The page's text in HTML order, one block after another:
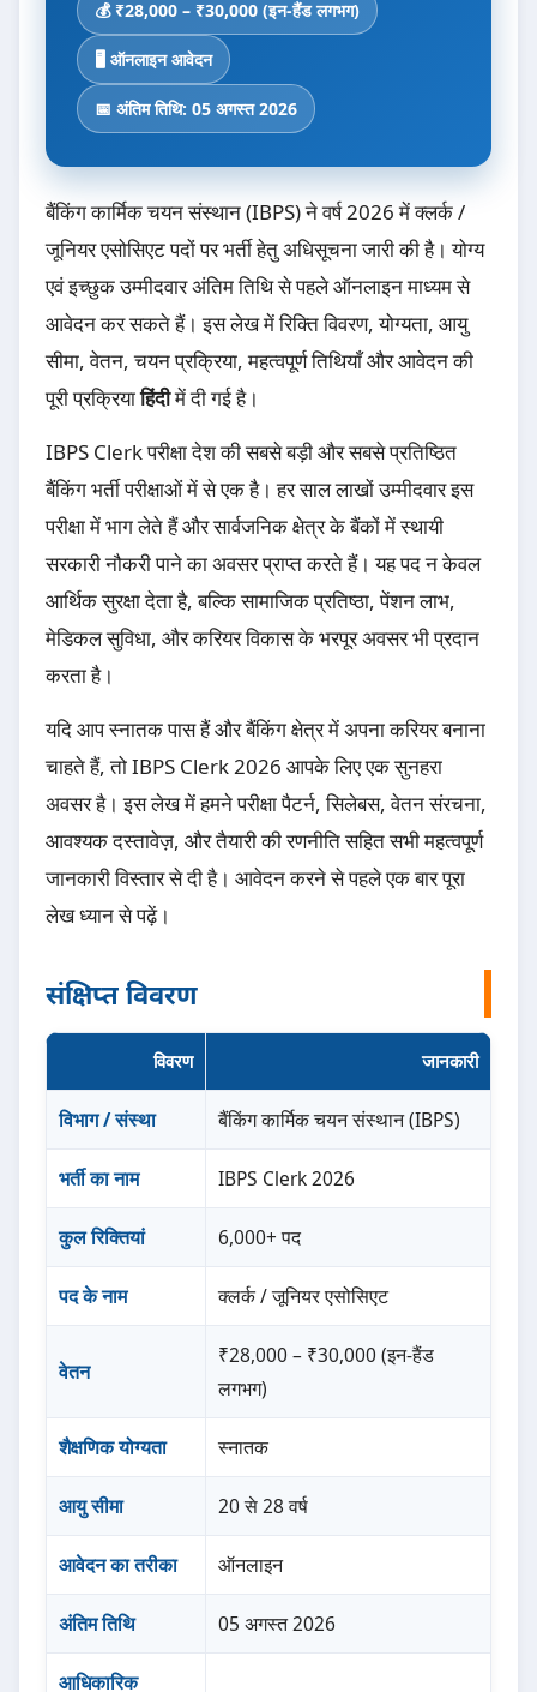
💰 ₹28,000 – ₹30,000 (इन-हैंड लगभग)
🖥️ ऑनलाइन आवेदन
📅 अंतिम तिथि: 05 अगस्त 2026
बैंकिंग कार्मिक चयन संस्थान (IBPS) ने वर्ष 2026 में क्लर्क /
जूनियर एसोसिएट पदों पर भर्ती हेतु अधिसूचना जारी की है। योग्य
एवं इच्छुक उम्मीदवार अंतिम तिथि से पहले ऑनलाइन माध्यम से
आवेदन कर सकते हैं। इस लेख में रिक्ति विवरण, योग्यता, आयु
सीमा, वेतन, चयन प्रक्रिया, महत्वपूर्ण तिथियाँ और आवेदन की
पूरी प्रक्रियाहिंदीमें दी गई है।
IBPS Clerk परीक्षा देश की सबसे बड़ी और सबसे प्रतिष्ठित
बैंकिंग भर्ती परीक्षाओं में से एक है। हर साल लाखों उम्मीदवार इस
परीक्षा में भाग लेते हैं और सार्वजनिक क्षेत्र के बैंकों में स्थायी
सरकारी नौकरी पाने का अवसर प्राप्त करते हैं। यह पद न केवल
आर्थिक सुरक्षा देता है, बल्कि सामाजिक प्रतिष्ठा, पेंशन लाभ,
मेडिकल सुविधा, और करियर विकास के भरपूर अवसर भी प्रदान
करता है।
यदि आप स्नातक पास हैं और बैंकिंग क्षेत्र में अपना करियर बनाना
चाहते हैं, तो IBPS Clerk 2026 आपके लिए एक सुनहरा
अवसर है। इस लेख में हमने परीक्षा पैटर्न, सिलेबस, वेतन संरचना,
आवश्यक दस्तावेज़, और तैयारी की रणनीति सहित सभी महत्वपूर्ण
जानकारी विस्तार से दी है। आवेदन करने से पहले एक बार पूरा
लेख ध्यान से पढ़ें।
संक्षिप्त विवरण
विवरण जानकारी
विभाग / संस्था बैंकिंग कार्मिक चयन संस्थान (IBPS)
भर्ती का नाम IBPS Clerk 2026
कुल रिक्तियां 6,000+ पद
पद के नाम क्लर्क / जूनियर एसोसिएट
वेतन
₹28,000 – ₹30,000 (इन-हैंड
लगभग)
शैक्षणिक योग्यता स्नातक
आयु सीमा 20 से 28 वर्ष
आवेदन का तरीका ऑनलाइन
अंतिम तिथि 05 अगस्त 2026
आधिकारिक